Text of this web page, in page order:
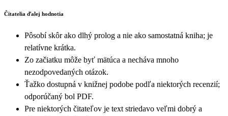
Čitatelia ďalej hodnotia
Pôsobí skôr ako dlhý prolog a nie ako samostatná kniha; je
relatívne krátka.
Zo začiatku môže byť mätúca a necháva mnoho
nezodpovedaných otázok.
Ťažko dostupná v knižnej podobe podľa niektorých recenzií;
odporúčaný bol PDF.
Pre niektorých čitateľov je text striedavo veľmi dobrý a